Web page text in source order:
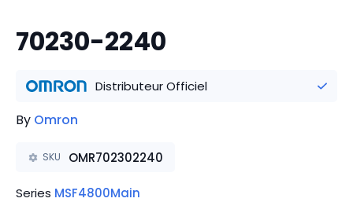
70230-2240
Distributeur Officiel
By Omron
SKU OMR702302240
Series MSF4800Main